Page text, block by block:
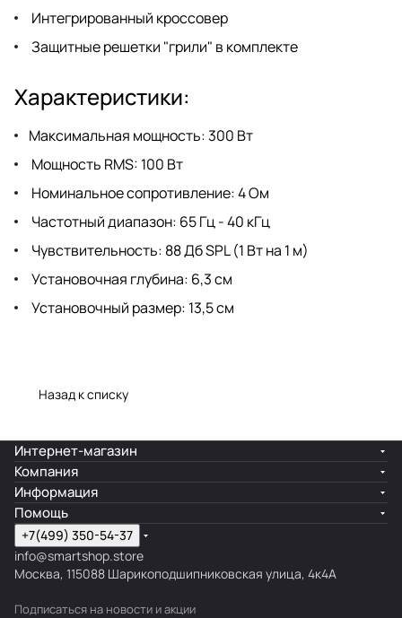
Интегрированный кроссовер
Защитные решетки "грили" в комплекте
Характеристики:
Максимальная мощность: 300 Вт
Мощность RMS: 100 Вт
Номинальное сопротивление: 4 Ом
Частотный диапазон: 65 Гц - 40 кГц
Чувствительность: 88 Дб SPL (1 Вт на 1 м)
Установочная глубина: 6,3 см
Установочный размер: 13,5 см
Назад к списку
Интернет-магазин
Компания
Информация
Помощь
+7(499) 350-54-37
info@smartshop.store
Москва, 115088 Шарикоподшипниковская улица, 4к4А
Подписаться на новости и акции